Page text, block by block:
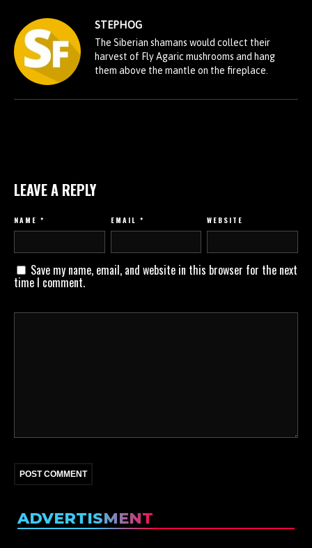
STEPHOG
The Siberian shamans would collect their
harvest of Fly Agaric mushrooms and hang
them above the mantle on the fireplace.
LEAVE A REPLY
NAME * EMAIL * WEBSITE
Save my name, email, and website in this browser for the next
time I comment.
ADVERTISMENT